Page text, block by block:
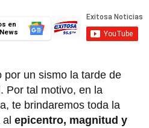
en
por un sismo la tarde de
Por tal motivo, en la
te brindaremos toda la
al epicentro, magnitud y